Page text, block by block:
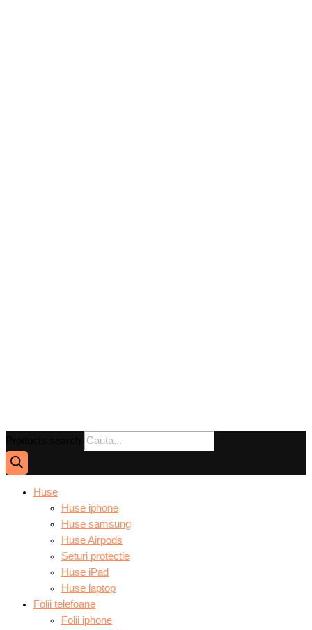
Huse
Huse iphone
Huse samsung
Huse Airpods
Seturi protectie
Huse iPad
Huse laptop
Folii telefoane
Folii iphone